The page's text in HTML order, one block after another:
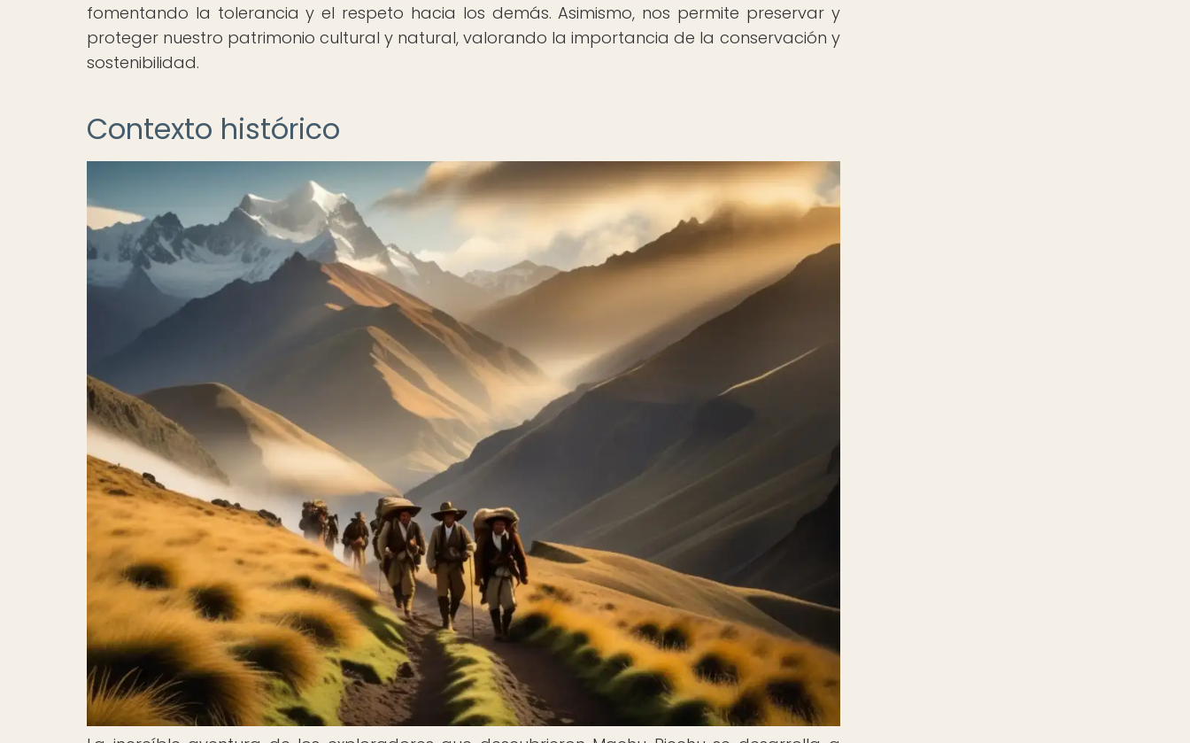
fomentando la tolerancia y el respeto hacia los demás. Asimismo, nos permite preservar y
proteger nuestro patrimonio cultural y natural, valorando la importancia de la conservación y
sostenibilidad.
Contexto histórico